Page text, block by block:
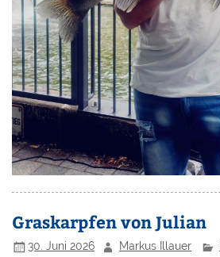
Graskarpfen von Julian
30. Juni 2026 Markus Illauer